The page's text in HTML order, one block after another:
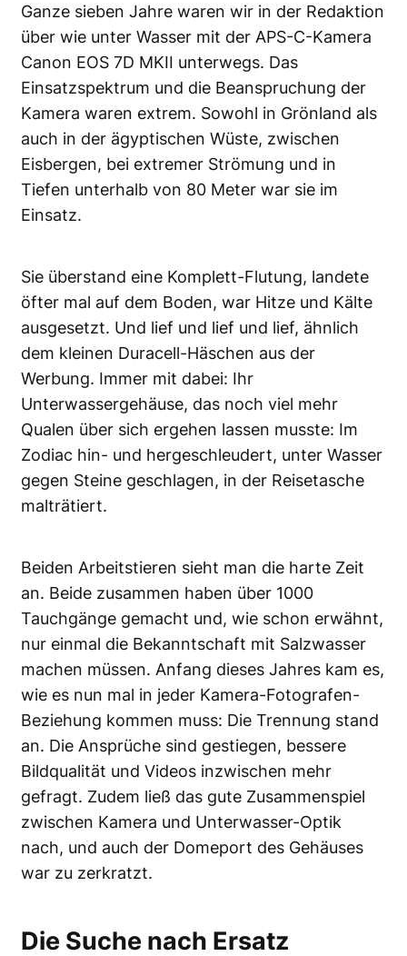
Ganze sieben Jahre waren wir in der Redaktion
über wie unter Wasser mit der APS-C-Kamera
Canon EOS 7D MKII unterwegs. Das
Einsatzspektrum und die Beanspruchung der
Kamera waren extrem. Sowohl in Grönland als
auch in der ägyptischen Wüste, zwischen
Eisbergen, bei extremer Strömung und in
Tiefen unterhalb von 80 Meter war sie im
Einsatz.
Sie überstand eine Komplett-Flutung, landete
öfter mal auf dem Boden, war Hitze und Kälte
ausgesetzt. Und lief und lief und lief, ähnlich
dem kleinen Duracell-Häschen aus der
Werbung. Immer mit dabei: Ihr
Unterwassergehäuse, das noch viel mehr
Qualen über sich ergehen lassen musste: Im
Zodiac hin- und hergeschleudert, unter Wasser
gegen Steine geschlagen, in der Reisetasche
malträtiert.
Beiden Arbeitstieren sieht man die harte Zeit
an. Beide zusammen haben über 1000
Tauchgänge gemacht und, wie schon erwähnt,
nur einmal die Bekanntschaft mit Salzwasser
machen müssen. Anfang dieses Jahres kam es,
wie es nun mal in jeder Kamera-Fotografen-
Beziehung kommen muss: Die Trennung stand
an. Die Ansprüche sind gestiegen, bessere
Bildqualität und Videos inzwischen mehr
gefragt. Zudem ließ das gute Zusammenspiel
zwischen Kamera und Unterwasser-Optik
nach, und auch der Domeport des Gehäuses
war zu zerkratzt.
Die Suche nach Ersatz